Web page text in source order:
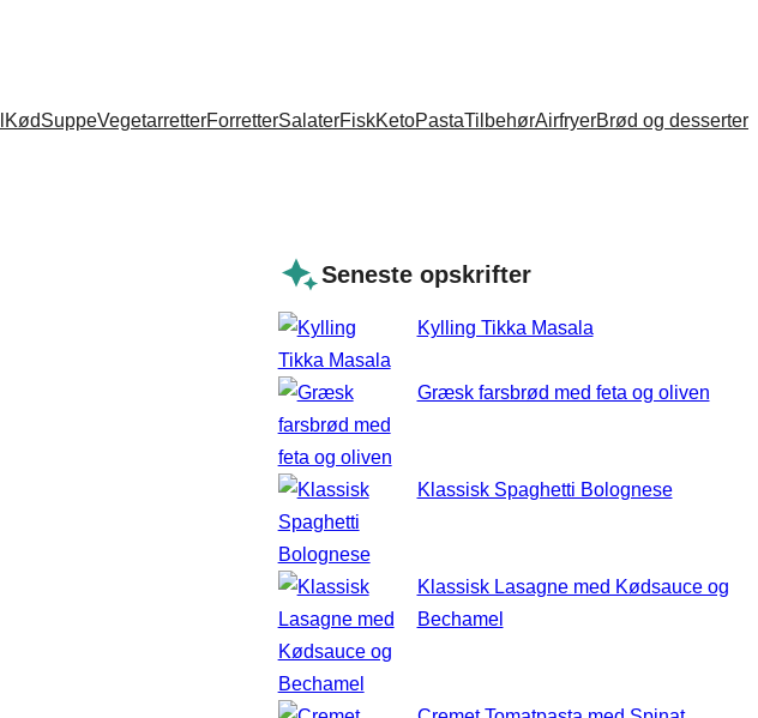
KødSuppeVegetarretterForretterSalaterFiskKetoPastaTilbehørAirfryerBrød og desserter
Seneste opskrifter
Kylling Tikka Masala
Græsk farsbrød med feta og oliven
Klassisk Spaghetti Bolognese
Klassisk Lasagne med Kødsauce og
Bechamel